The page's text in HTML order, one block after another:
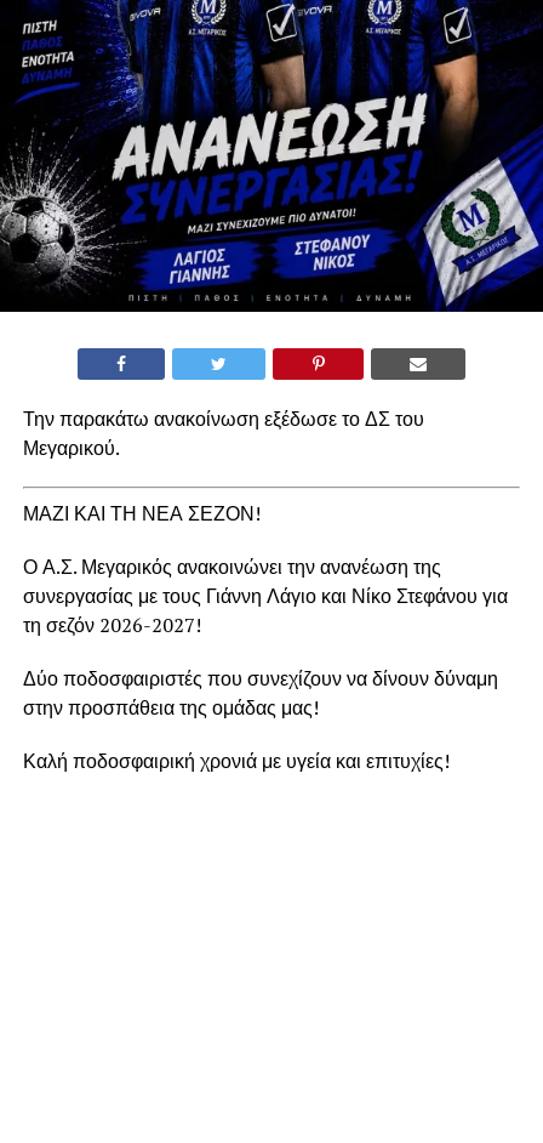
Την παρακάτω ανακοίνωση εξέδωσε το ΔΣ του
Μεγαρικού.
ΜΑΖΙ ΚΑΙ ΤΗ ΝΕΑ ΣΕΖΟΝ!
Ο Α.Σ. Μεγαρικός ανακοινώνει την ανανέωση της
συνεργασίας με τους Γιάννη Λάγιο και Νίκο Στεφάνου για
τη σεζόν 2026-2027!
Δύο ποδοσφαιριστές που συνεχίζουν να δίνουν δύναμη
στην προσπάθεια της ομάδας μας!
Καλή ποδοσφαιρική χρονιά με υγεία και επιτυχίες!